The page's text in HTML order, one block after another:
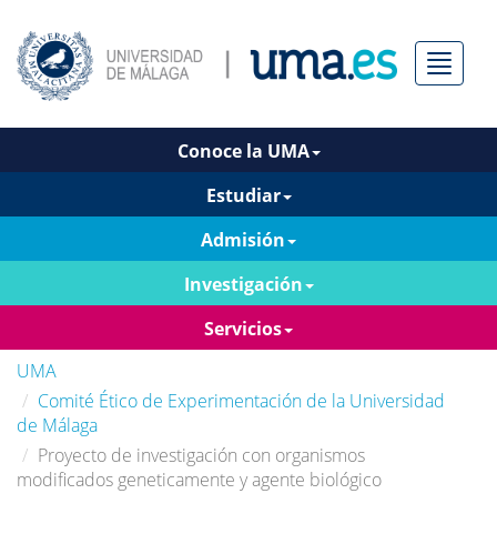
Menú
Conoce la UMA
Estudiar
Admisión
Investigación
Servicios
UMA
Comité Ético de Experimentación de la Universidad
de Málaga
Proyecto de investigación con organismos
modificados geneticamente y agente biológico